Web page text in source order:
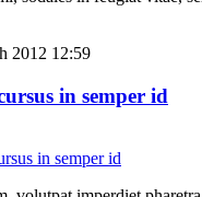
2012 12:59
in semper id